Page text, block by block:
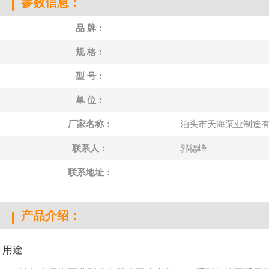
品 牌：
规 格：
型 号：
单 位：
厂家名称： 泊头市天海泵业制造
联系人： 郭德峰
联系地址：
产品介绍：
用途